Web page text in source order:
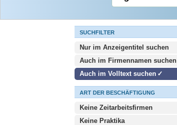
SUCHFILTER
Nur im Anzeigentitel suchen
Auch im Firmennamen suchen
Auch im Volltext suchen
ART DER BESCHÄFTIGUNG
Keine Zeitarbeitsfirmen
Keine Praktika